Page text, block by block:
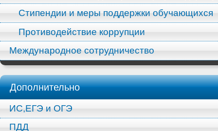
Стипендии и меры поддержки обучающихся
Противодействие коррупции
Международное сотрудничество
Дополнительно
ИС,ЕГЭ и ОГЭ
ПДД